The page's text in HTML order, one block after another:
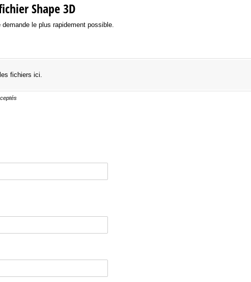
Shape 3D
le plus rapidement possible.
fichiers ici.